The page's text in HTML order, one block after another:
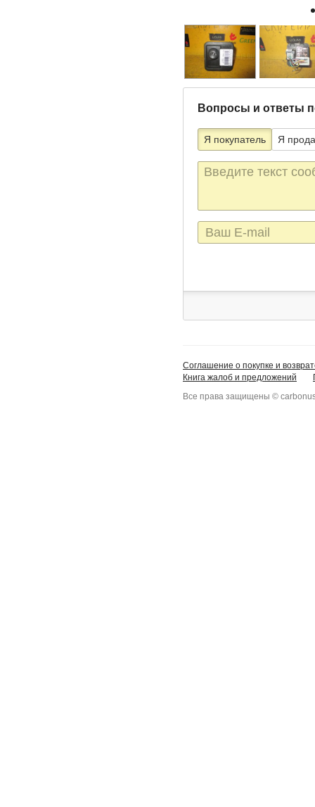
Вопросы и ответы
Я покупатель Я
Текст
сообщения
E-
mail
Соглашение о покупке и
Книга жалоб и предложений
Все права защищены ©